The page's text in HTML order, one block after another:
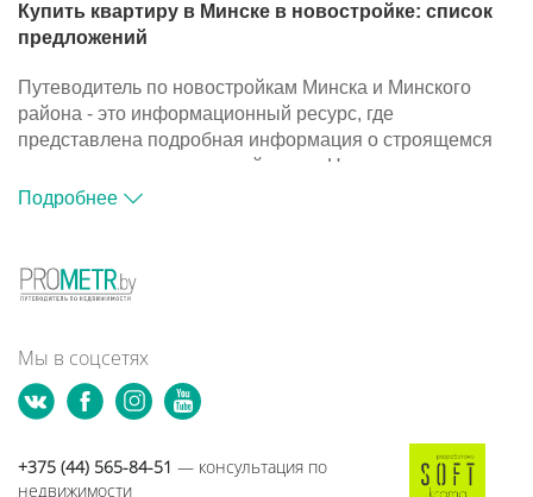
Купить квартиру в Минске в новостройке: список
предложений
Путеводитель по новостройкам Минска и Минского
района - это информационный ресурс, где
представлена подробная информация о строящемся
жилье и компаниях-застройщиках. На портале
размещена база объектов, с помощью которой вы
Путеводитель по новостройкам Минска и Минского
района - это информационный ресурс, где
жилье и компаниях-застройщиках. На портале
размещена база объектов, с помощью которой вы
сможете подобрать подходящий вариант для покупки
Подробнее
Мы в соцсетях
+375 (44) 565-84-51 — консультация по
недвижимости